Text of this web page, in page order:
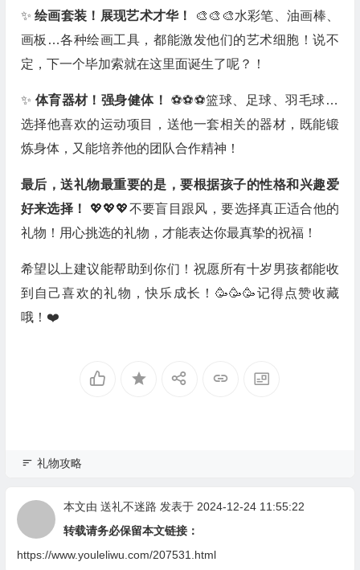
✨绘画套装！展现艺术才华！
🎨🎨🎨水彩笔、油画棒、
画板…各种绘画工具，都能激发他们的艺术细胞！说不
定，下一个毕加索就在这里面诞生了呢？！
✨ 体育器材！强身健体！ ⚽️⚽️⚽️篮球、足球、羽毛球…
选择他喜欢的运动项目，送他一套相关的器材，既能锻
炼身体，又能培养他的团队合作精神！
最后，送礼物最重要的是，要根据孩子的性格和兴趣爱
好来选择！ 💖💖💖不要盲目跟风，要选择真正适合他的
礼物！用心挑选的礼物，才能表达你最真挚的祝福！
希望以上建议能帮助到你们！祝愿所有十岁男孩都能收
到自己喜欢的礼物，快乐成长！🥳🥳🥳记得点赞收藏
哦！❤️
礼物攻略
本文由 送礼不迷路 发表于 2024-12-24 11:55:22
转载请务必保留本文链接：
https://www.youleliwu.com/207531.html